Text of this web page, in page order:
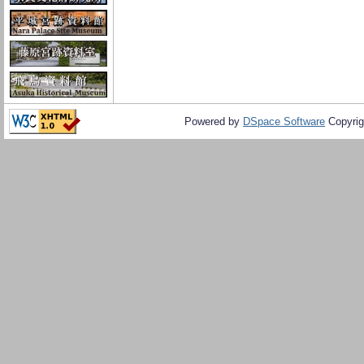
Powered by DSpace Software